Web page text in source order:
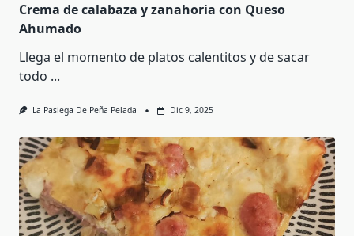
Crema de calabaza y zanahoria con Queso
Ahumado
Llega el momento de platos calentitos y de sacar
todo ...
La Pasiega De Peña Pelada Dic 9, 2025